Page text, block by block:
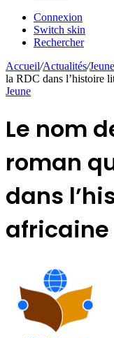
Connexion
Switch skin
Rechercher
Accueil/Actualités/Jeune
la RDC dans l’histoire
Jeune
Le nom
roman
dans
africaine